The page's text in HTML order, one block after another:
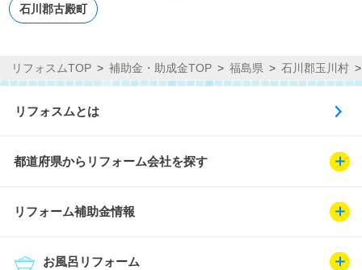
石川郡古殿町
リフォスムTOP 補助金・助成金TOP 福島県 石川郡玉川村
リフォスムとは
都道府県からリフォーム会社を探す
リフォーム補助金情報
お風呂リフォーム